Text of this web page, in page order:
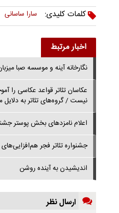
کلمات کلیدی:
سارا ساسانی
اخبار مرتبط
نگارخانه آینه و موسسه صبا
عکاسان تئاتر قواعد عکاسی را
نیست / گروه‌های تئاتر به
اعلام نامزدهای بخش پوستر
جشنواره تئاتر فجر
اندیشیدن به آینده روشن
ارسال نظر